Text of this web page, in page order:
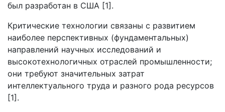
был разработан в США [1].
Критические технологии связаны с развитием
наиболее перспективных (фундаментальных)
направлений научных исследований и
высокотехнологичных отраслей промышленности;
они требуют значительных затрат
интеллектуального труда и разного рода ресурсов
[1].